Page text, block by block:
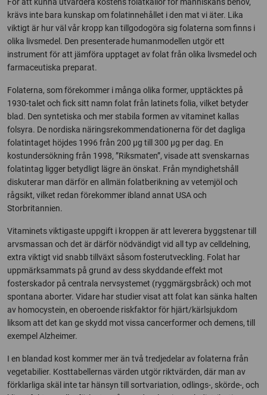
krävs inte bara kunskap om folatinnehållet i den mat vi äter. Lika
viktigt är hur väl vår kropp kan tillgodogöra sig folaterna som finns i
olika livsmedel. Den presenterade humanmodellen utgör ett
instrument för att jämföra upptaget av folat från olika livsmedel och
farmaceutiska preparat.
Folaterna, som förekommer i många olika former, upptäcktes på
1930-talet och fick sitt namn folat från latinets folia, vilket betyder
blad. Den syntetiska och mer stabila formen av vitaminet kallas
folsyra. De nordiska näringsrekommendationerna för det dagliga
folatintaget höjdes 1996 från 200 µg till 300 µg per dag. En
kostundersökning från 1998, ”Riksmaten”, visade att svenskarnas
folatintag ligger betydligt lägre än önskat. Från myndighetshåll
diskuterar man därför en allmän folatberikning av vetemjöl och
rågsikt, vilket redan förekommer ibland annat USA och
Storbritannien.
Vitaminets viktigaste uppgift i kroppen är att leverera byggstenar till
arvsmassan och det är därför nödvändigt vid all typ av celldelning,
extra viktigt vid snabb tillväxt såsom fosterutveckling. Folat har
uppmärksammats på grund av dess skyddande effekt mot
fosterskador på centrala nervsystemet (ryggmärgsbråck) och mot
spontana aborter. Vidare har studier visat att folat kan sänka halten
av homocystein, en oberoende riskfaktor för hjärt/kärlsjukdom
liksom att det kan ge skydd mot vissa cancerformer och demens, till
exempel Alzheimer.
I en blandad kost kommer mer än två tredjedelar av folaterna från
vegetabilier. Kosttabellernas värden utgör riktvärden, där man av
förklarliga skäl inte tar hänsyn till sortvariation, odlings-, skörde-, och